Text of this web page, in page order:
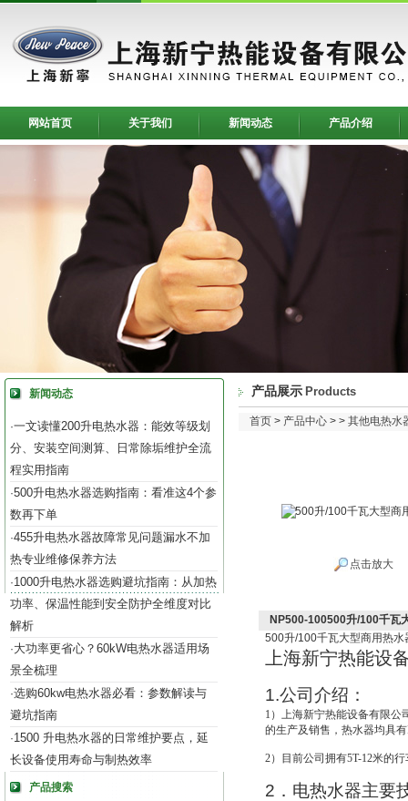
网站首页 关于我们 新闻动态 产品介绍
新闻动态
·一文读懂200升电热水器：能效等级划
分、安装空间测算、日常除垢维护全流
程实用指南
·500升电热水器选购指南：看准这4个参
数再下单
·455升电热水器故障常见问题漏水不加
热专业维修保养方法
·1000升电热水器选购避坑指南：从加热
功率、保温性能到安全防护全维度对比
解析
·大功率更省心？60kW电热水器适用场
景全梳理
·选购60kw电热水器必看：参数解读与
避坑指南
·1500 升电热水器的日常维护要点，延
长设备使用寿命与制热效率
产品搜索
产品展示 Products
首页 > 产品中心 > > 其他电热水
点击放大
NP500-100500升/100千瓦
500升/100千瓦大型商用热水
上海新宁热能设
1.公司介绍：
1 ）上海新宁热能设备有限公
的生产及销售，热水器均具
2）目前公司拥有5T-12米的
2 ．电热水器主要